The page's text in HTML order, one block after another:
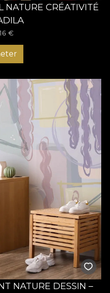
NATURE CRÉATIVITÉ
€
NATURE DESSIN –